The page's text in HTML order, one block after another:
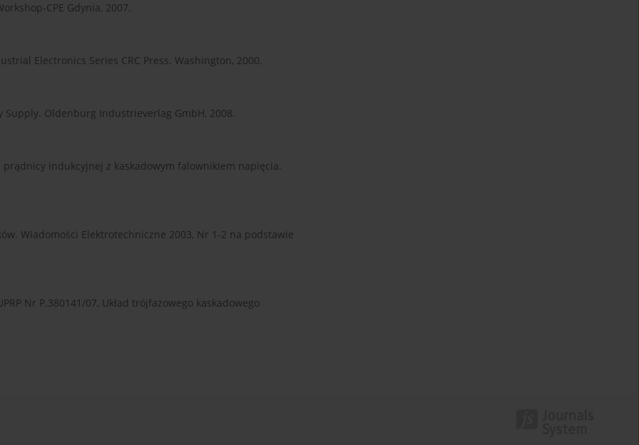
CPE Gdynia, 2007.
Electronics Series CRC Press. Washington, 2000.
Oldenburg Industrieverlag GmbH, 2008.
indukcyjnej z kaskadowym falownikiem napięcia.
Wiadomości Elektrotechniczne 2003, Nr 1-2 na podstawie
Nr P.380141/07, Układ trójfazowego kaskadowego